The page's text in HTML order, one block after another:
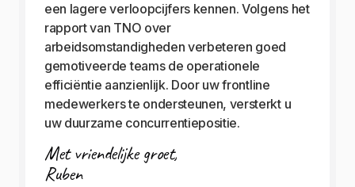
een lagere verloopcijfers kennen. Volgens het
rapport van TNO over
arbeidsomstandigheden verbeteren goed
gemotiveerde teams de operationele
efficiëntie aanzienlijk. Door uw frontline
medewerkers te ondersteunen, versterkt u
uw duurzame concurrentiepositie.
Met vriendelijke groet,
Ruben